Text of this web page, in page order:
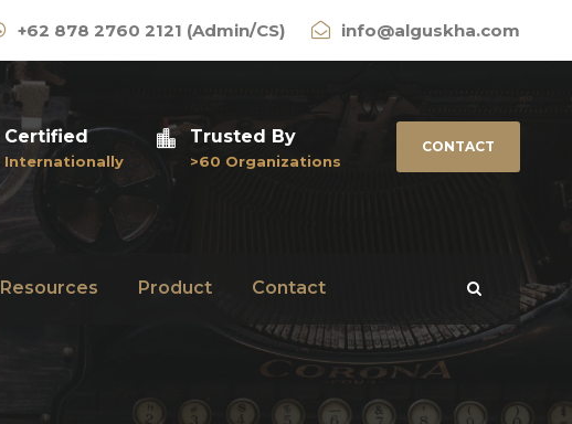
+62 878 2760 2121 (Admin/CS) info@alguskha.com
Certified
Internationally
Trusted By
>60 Organizations
CONTACT
Resources Product Contact